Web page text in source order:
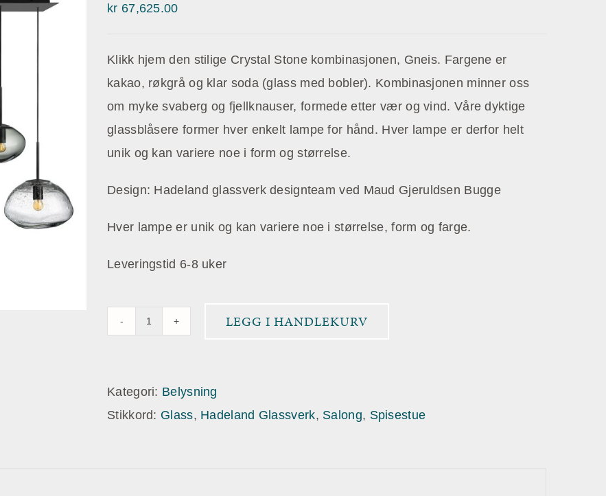
kr 67,625.00
Klikk hjem den stilige Crystal Stone kombinasjonen, Gneis. Fargene er
kakao, røkgrå og klar soda (glass med bobler). Kombinasjonen minner oss
om myke svaberg og fjellknauser, formede etter vær og vind. Våre dyktige
glassblåsere former hver enkelt lampe for hånd. Hver lampe er derfor helt
unik og kan variere noe i form og størrelse.
Design: Hadeland glassverk designteam ved Maud Gjeruldsen Bugge
Hver lampe er unik og kan variere noe i størrelse, form og farge.
Leveringstid 6-8 uker
Crystal
LEGG I HANDLEKURV
Kategori: Belysning
Stikkord: Glass, Hadeland Glassverk, Salong, Spisestue